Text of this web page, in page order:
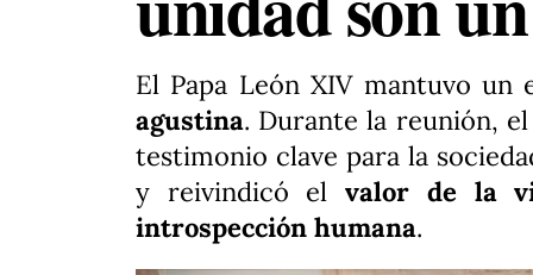
El Papa León XIV mantuvo
agustina. Durante la reunión,
testimonio clave para la
y reivindicó elvalor de la
introspección humana.